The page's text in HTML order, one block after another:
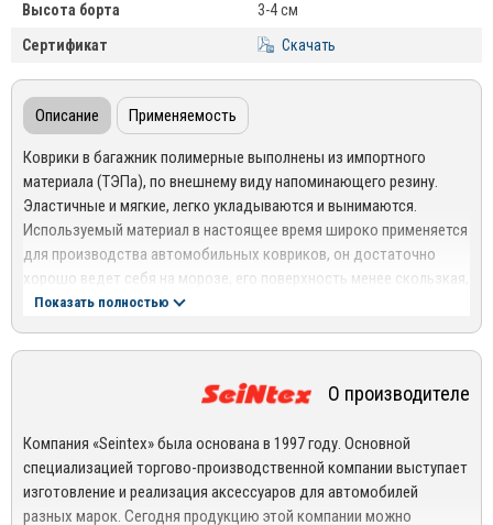
Высота борта
3-4 см
Сертификат
Скачать
Описание Применяемость
Коврики в багажник полимерные выполнены из импортного
материала (ТЭПа), по внешнему виду напоминающего резину.
Эластичные и мягкие, легко укладываются и вынимаются.
Используемый материал в настоящее время широко применяется
для производства автомобильных ковриков, он достаточно
хорошо ведет себя на морозе, его поверхность менее скользкая,
чем у пластикового.
Прочность – при изготовлении своей продукции компания
которые хорошо выдерживают серьезные нагрузки,
Коврики с рисунком «сетка» отличаются долговечностью –
изделия не протираются и не рвутся. Высокую устойчивость к
внешним воздействиям обеспечивается за счет
Показать полностью
О производителе
Компания «Seintex» была основана в 1997 году. Основной
специализацией торгово-производственной компании выступает
изготовление и реализация аксессуаров для автомобилей
разных марок. Сегодня продукцию этой компании можно